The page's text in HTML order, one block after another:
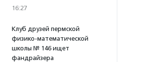
16:27
Клуб друзей пермской
физико-математической
школы № 146 ищет
фандрайзера